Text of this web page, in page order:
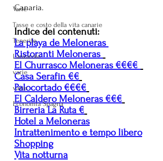
Varie
Tasse e costo della vita canarie
Tenerife
Lanzarote
varie
varie
Economia Spagna
Canaria.
Indice dei contenuti:
La playa de Meloneras
Ristoranti Meloneras
El Churrasco Meloneras €€€€
Casa Serafin €€
Palocortado €€€€
El Caldero Meloneras €€€
Birreria La Ruta €
Hotel a Meloneras
Intrattenimento e tempo libero
Shopping
Vita notturna